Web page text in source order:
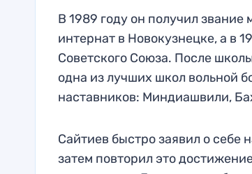
В 1989 году он получил
интернат в Новокузнецке, а в
Советского Союза. После
одна из лучших школ вольной
наставников: Миндиашвили,
Сайтиев быстро заявил о себе
затем повторил это